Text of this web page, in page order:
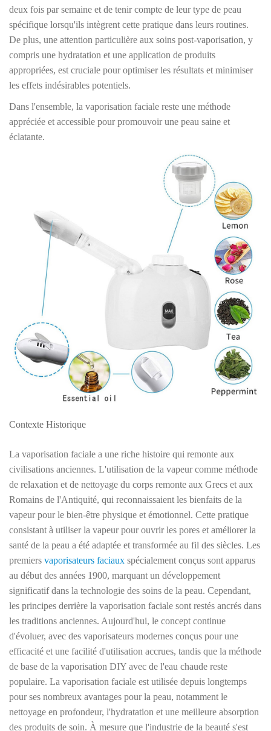
deux fois par semaine et de tenir compte de leur type de peau
spécifique lorsqu'ils intègrent cette pratique dans leurs routines.
De plus, une attention particulière aux soins post-vaporisation, y
compris une hydratation et une application de produits
appropriées, est cruciale pour optimiser les résultats et minimiser
les effets indésirables potentiels.
Dans l'ensemble, la vaporisation faciale reste une méthode
appréciée et accessible pour promouvoir une peau saine et
éclatante.
Contexte Historique
La vaporisation faciale a une riche histoire qui remonte aux
civilisations anciennes. L'utilisation de la vapeur comme méthode
de relaxation et de nettoyage du corps remonte aux Grecs et aux
Romains de l'Antiquité, qui reconnaissaient les bienfaits de la
vapeur pour le bien-être physique et émotionnel. Cette pratique
consistant à utiliser la vapeur pour ouvrir les pores et améliorer la
santé de la peau a été adaptée et transformée au fil des siècles. Les
premiers vaporisateurs faciaux spécialement conçus sont apparus
au début des années 1900, marquant un développement
significatif dans la technologie des soins de la peau. Cependant,
les principes derrière la vaporisation faciale sont restés ancrés dans
les traditions anciennes. Aujourd'hui, le concept continue
d'évoluer, avec des vaporisateurs modernes conçus pour une
efficacité et une facilité d'utilisation accrues, tandis que la méthode
de base de la vaporisation DIY avec de l'eau chaude reste
populaire. La vaporisation faciale est utilisée depuis longtemps
pour ses nombreux avantages pour la peau, notamment le
nettoyage en profondeur, l'hydratation et une meilleure absorption
des produits de soin. À mesure que l'industrie de la beauté s'est